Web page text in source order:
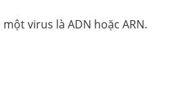
virus là ADN hoặc ARN.